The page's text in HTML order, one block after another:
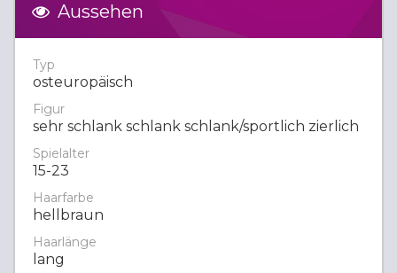
Aussehen
Typ
osteuropäisch
Figur
sehr schlank schlank schlank/sportlich zierlich
Spielalter
15-23
Haarfarbe
hellbraun
Haarlänge
lang